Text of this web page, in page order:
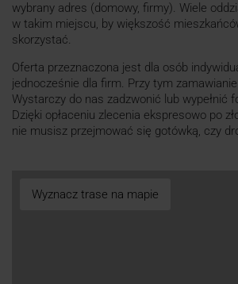
wybrany adres (domowy, firmy). Wiele
w takim miejscu, by większość
skorzystać.
Oferta przeznaczona jest dla osób
jednocześnie dla firm. Przy tym
Wystarczy do nas zadzwonić lub wypełnić
Dzięki opłaceniu zlecenia ekspresowo po
nie musisz przejmować się gotówką, czy
Wyznacz trase na mapie